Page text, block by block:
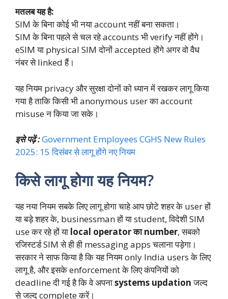
मतलब यह है:
SIM के बिना कोई भी नया account नहीं बना सकता।
SIM के बिना पहले से चल रहे accounts भी verify नहीं होंगे।
eSIM या physical SIM दोनों accepted होंगे अगर वो वैध
नंबर से linked हैं।
यह नियम privacy और सुरक्षा दोनों को ध्यान में रखकर लागू किया
गया है ताकि किसी भी anonymous user का account
misuse न किया जा सके।
इसे पढ़ें :Government Employees CGHS New Rules
2025: 15 दिसंबर से लागू होंगे नए नियम
किसे लागू होगा यह नियम?
यह नया नियम सबके लिए लागू होगा चाहे आप छोटे शहर के user हों
या बड़े शहर के, businessman हों या student, विदेशी SIM
use कर रहे हों या local operator का number, सबको
रजिस्टर्ड SIM से ही ही messaging apps चलाना पड़ेगा।
सरकार ने साफ किया है कि यह नियम only India users के लिए
लागू है, और इसके enforcement के लिए कंपनियों को
deadline दी गई है कि वे अपनाsystems updationजल्द
से जल्द complete करें।